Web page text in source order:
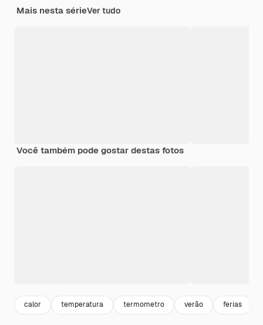
Mais nesta sérieVer tudo
Você também pode gostar destas fotos
calor temperatura termometro verão ferias